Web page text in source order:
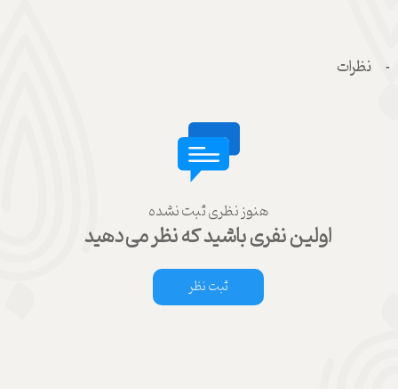
نظرات
هنوز نظری ثبت نشده
اولین نفری باشید که نظر می‌دهید
ثبت نظر